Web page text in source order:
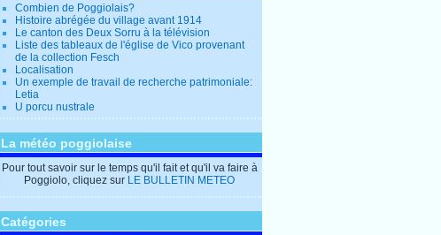
Combien de Poggiolais?
Histoire abrégée du village avant 1914
Le canton des Deux Sorru à la télévision
Liste des tableaux de l'église de Vico provenant
de la collection Fesch
Localisation
Un exemple de travail de recherche patrimoniale:
Letia
U porcu nustrale
La météo poggiolaise
Pour tout savoir sur le temps qu'il fait et qu'il va faire à
Poggiolo, cliquez sur LE BULLETIN METEO
Catégories